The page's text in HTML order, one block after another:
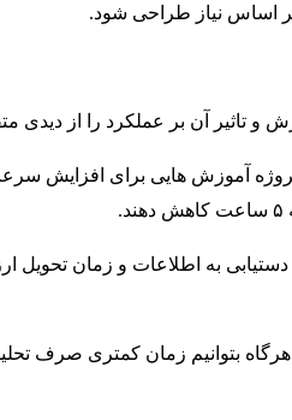
اساس نیاز طراحی شود.
و تاثیر آن بر عملکرد را از دیدی
به اطلاعات و زمان تحویل
بتوانیم زمان کمتری صرف